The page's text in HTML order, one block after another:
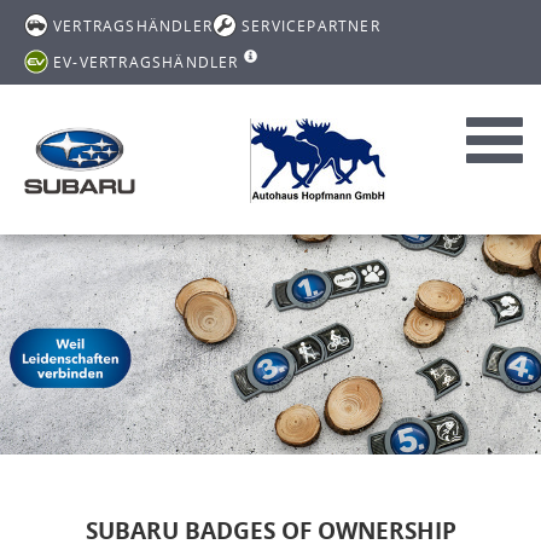
VERTRAGSHÄNDLER
SERVICEPARTNER
EV-VERTRAGSHÄNDLER
SUBARU BADGES OF OWNERSHIP